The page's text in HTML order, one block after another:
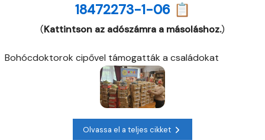
18472273-1-06 📋
(Kattintson az adószámra a másoláshoz.)
Bohócdoktorok cipővel támogatták a családokat
Olvassa el a teljes cikket